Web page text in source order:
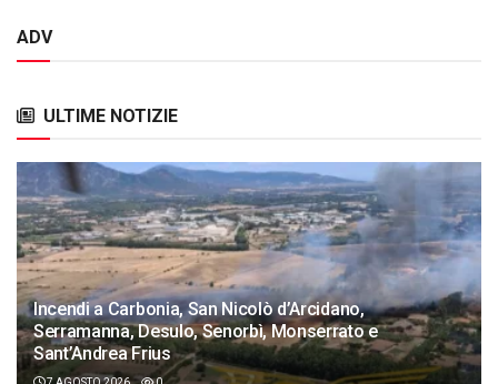
ADV
ULTIME NOTIZIE
Incendi a Carbonia, San Nicolò d’Arcidano,
Serramanna, Desulo, Senorbì, Monserrato e
Sant’Andrea Frius